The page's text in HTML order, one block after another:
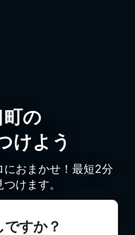
の
けよう
おまかせ！最短2分
けます。
すか？